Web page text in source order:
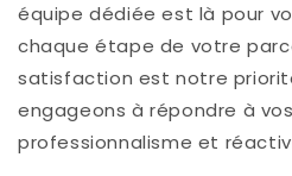
équipe dédiée est là pour
chaque étape de votre
satisfaction est notre
engageons à répondre à
professionnalisme et